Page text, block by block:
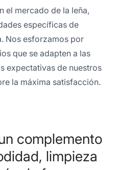
el mercado de la leña,
específicas de
Nos esforzamos por
que se adapten a las
expectativas de nuestros
la máxima satisfacción.
complemento
limpieza